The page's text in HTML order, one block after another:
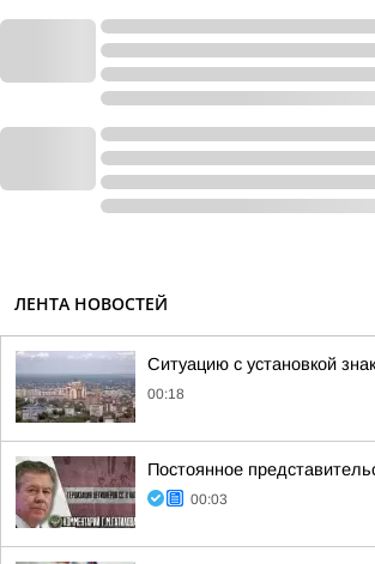
ЛЕНТА НОВОСТЕЙ
Ситуацию с установкой
00:18
Постоянное
00:03